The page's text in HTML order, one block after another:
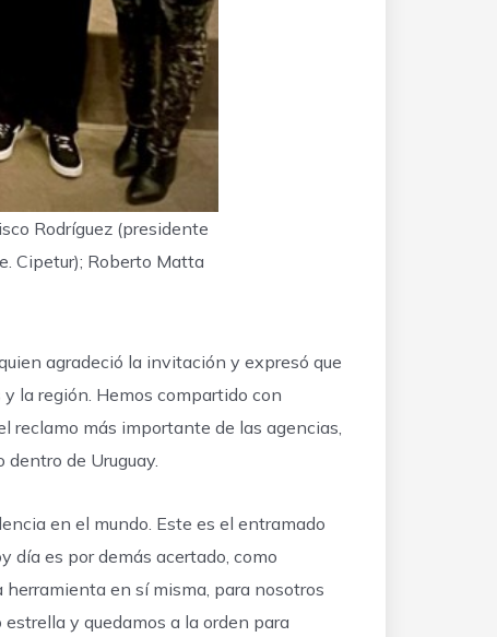
Rodríguez (presidente
Cipetur); Roberto Matta
agradeció la invitación y expresó que
la región. Hemos compartido con
reclamo más importante de las agencias,
de Uruguay.
en el mundo. Este es el entramado
día es por demás acertado, como
en sí misma, para nosotros
y quedamos a la orden para